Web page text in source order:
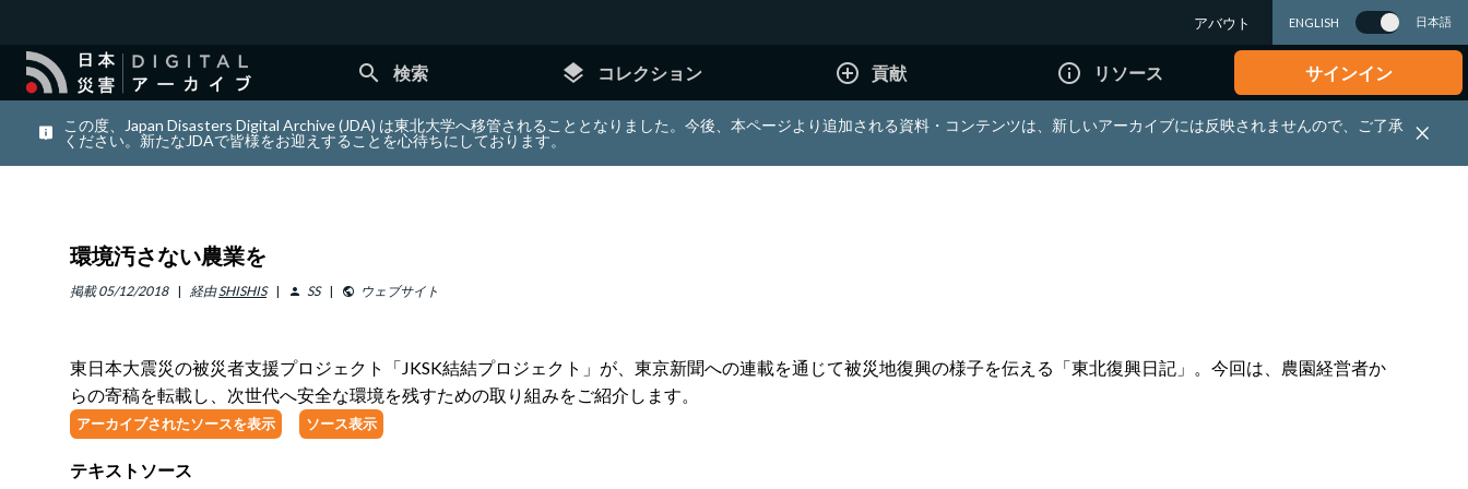
アバウト ENGLISH 日本語
search 検索 layers コレクション add_circle_outline 貢献 info_outline リソース サインイン
この度、Japan Disasters Digital Archive (JDA) は東北大学へ移管されることとなりました。今後、本ページより追加される資料・コンテンツは、新しいアーカイブには反映されませんので、ご了承
ください。新たなJDAで皆様をお迎えすることを心待ちにしております。
環境汚さない農業を
掲載 05/12/2018 経由SHISHIS person SS public ウェブサイト
東日本大震災の被災者支援プロジェクト「JKSK結結プロジェクト」が、東京新聞への連載を通じて被災地復興の様子を伝える「東北復興日記」。今回は、農園経営者か
らの寄稿を転載し、次世代へ安全な環境を残すための取り組みをご紹介します。
アーカイブされたソースを表示 ソース表示
テキストソース